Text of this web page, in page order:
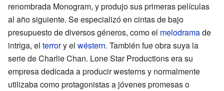
renombrada Monogram, y produjo sus primeras películas
al año siguiente. Se especializó en cintas de bajo
presupuesto de diversos géneros, como el melodramade
intriga, el terrory el wéstern. También fue obra suya la
serie de Charlie Chan. Lone Star Productions era su
empresa dedicada a producir westerns y normalmente
utilizaba como protagonistas a jóvenes promesas o